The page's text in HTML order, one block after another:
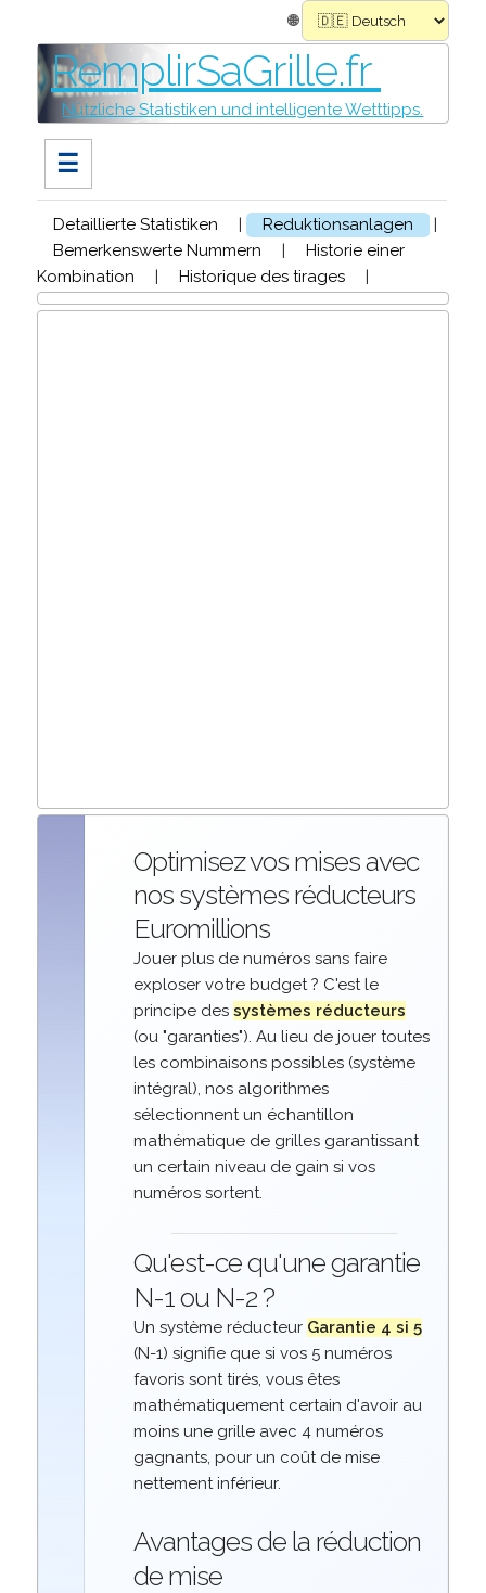
🌐
RemplirSaGrille.fr
Nützliche Statistiken und intelligente Wetttipps.
☰
Detaillierte Statistiken | Reduktionsanlagen
|
Bemerkenswerte Nummern
|
Historie einer
Kombination
| Historique des tirages |
Optimisez vos mises avec
nos systèmes réducteurs
Euromillions
Jouer plus de numéros sans faire
exploser votre budget ? C'est le
principe dessystèmes réducteurs
(ou "garanties"). Au lieu de jouer toutes
les combinaisons possibles (système
intégral), nos algorithmes
sélectionnent un échantillon
mathématique de grilles garantissant
un certain niveau de gain si vos
numéros sortent.
Qu'est-ce qu'une garantie
N-1 ou N-2 ?
Un système réducteur Garantie 4 si 5
(N-1) signifie que si vos 5 numéros
favoris sont tirés, vous êtes
mathématiquement certain d'avoir au
moins une grille avec 4 numéros
gagnants, pour un coût de mise
nettement inférieur.
Avantages de la réduction
de mise